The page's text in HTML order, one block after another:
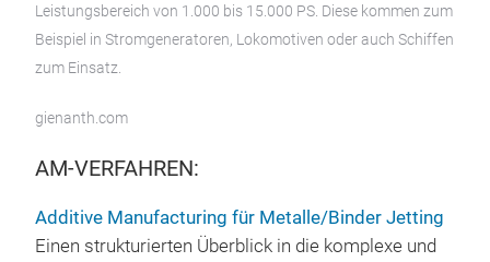
Leistungsbereich von 1.000 bis 15.000 PS. Diese kommen zum
Beispiel in Stromgeneratoren, Lokomotiven oder auch Schiffen
zum Einsatz.
gienanth.com
AM-VERFAHREN:
Additive Manufacturing für Metalle/Binder Jetting
Einen strukturierten Überblick in die komplexe und